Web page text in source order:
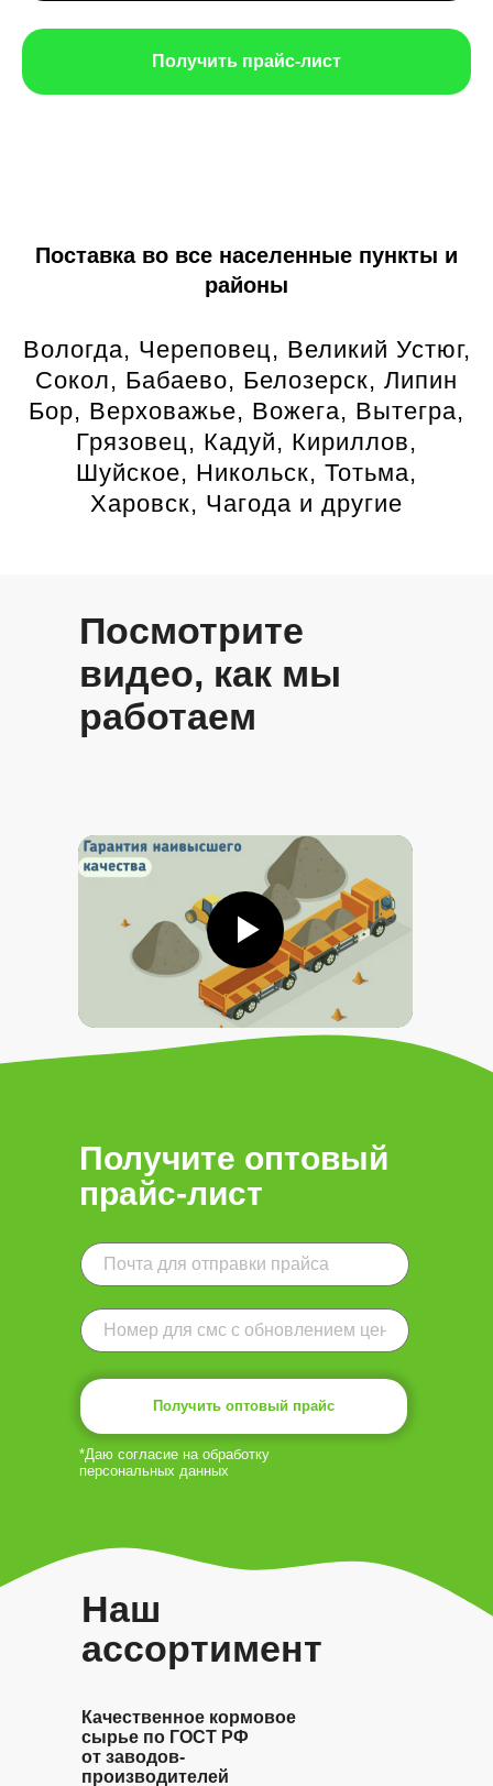
Получить прайс-лист
Поставка во все населенные пункты и
районы
Вологда, Череповец, Великий Устюг,
Сокол, Бабаево, Белозерск, Липин
Бор, Верховажье, Вожега, Вытегра,
Грязовец, Кадуй, Кириллов,
Шуйское, Никольск, Тотьма,
Харовск, Чагода и другие
Посмотрите
видео, как мы
работаем
Получите оптовый
прайс-лист
*Даю согласие на обработку
персональных данных
Получить оптовый прайс
Наш
ассортимент
Качественное кормовое
сырье по ГОСТ РФ
от заводов-
производителей